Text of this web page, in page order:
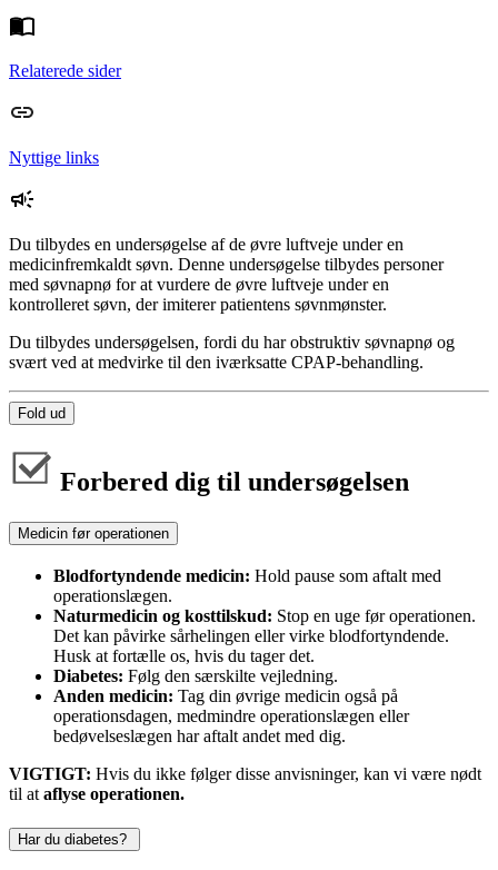
Relaterede sider
Nyttige links
Du tilbydes en undersøgelse af de øvre luftveje under en
medicinfremkaldt søvn. Denne undersøgelse tilbydes personer
med søvnapnø for at vurdere de øvre luftveje under en
kontrolleret søvn, der imiterer patientens søvnmønster.
Du tilbydes undersøgelsen, fordi du har obstruktiv søvnapnø og
svært ved at medvirke til den iværksatte CPAP-behandling.
Fold ud
Forbered dig til undersøgelsen
Medicin før operationen
Blodfortyndende medicin: Hold pause som aftalt med
operationslægen.
Naturmedicin og kosttilskud: Stop en uge før operationen.
Det kan påvirke sårhelingen eller virke blodfortyndende.
Husk at fortælle os, hvis du tager det.
Diabetes: Følg den særskilte vejledning.
Anden medicin: Tag din øvrige medicin også på
operationsdagen, medmindre operationslægen eller
bedøvelseslægen har aftalt andet med dig.
VIGTIGT: Hvis du ikke følger disse anvisninger, kan vi være nødt
til at aflyse operationen.
Har du diabetes?